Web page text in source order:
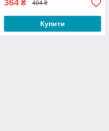
364 ₴ 404 ₴
Купити